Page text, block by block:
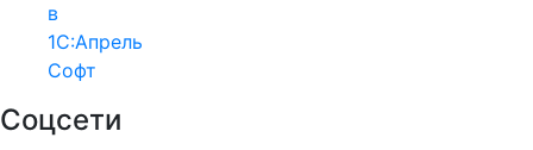
в
1С:Апрель
Софт
Соцсети